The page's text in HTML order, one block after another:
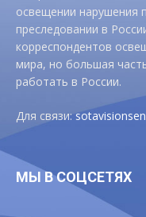
освещении нарушения
преследовании в
корреспондентов
мира, но большая
работать в России.
Для связи:
МЫ В СОЦСЕТЯХ